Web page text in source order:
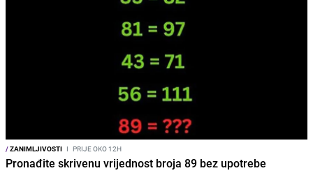
/ZANIMLJIVOSTI I PRIJE OKO 12H
Pronađite skrivenu vrijednost broja 89 bez upotrebe